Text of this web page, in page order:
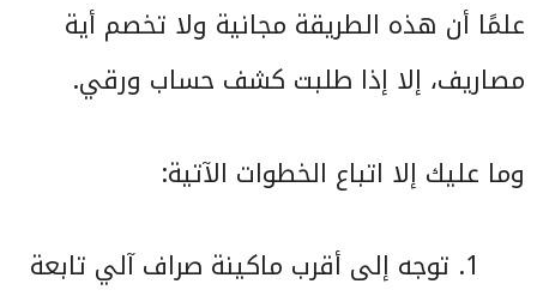
علمًا أن هذه الطريقة مجانية ولا تخصم أية
مصاريف، إلا إذا طلبت كشف حساب ورقي.
وما عليك إلا اتباع الخطوات الآتية:
توجه إلى أقرب ماكينة صراف آلي تابعة